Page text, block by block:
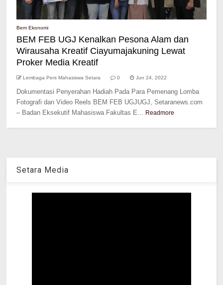
Bem Ekonomi
BEM FEB UGJ Kenalkan Pesona Alam dan
Wirausaha Kreatif Ciayumajakuning Lewat
Proker Media Kreatif
Lembaga Pers Mahasiswa Setara 0 Jun 24, 2022
Dokumentasi Penyerahan Hadiah Pada Para Pemenang Lomba
Fotografi dan Video Reels BEM FEB UGJUGJ, Setaranews.com
– Badan Eksekutif Mahasiswa Fakultas E... Readmore
Setara Media